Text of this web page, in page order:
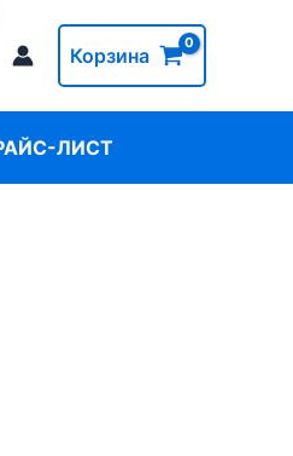
Корзина
ЛИСТ